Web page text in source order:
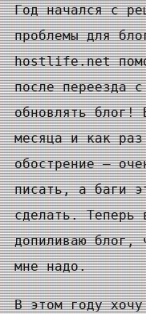
Год начался с
проблемы для
hostlife.net
после переезда
обновлять блог!
месяца и как
обострение —
писать, а баги
сделать. Теперь
допиливаю блог,
мне надо.
В этом году хочу